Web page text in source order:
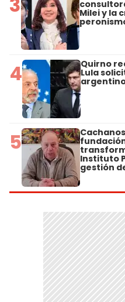
Milei y la
4 Quirno
Lula
5
Instituto
gestión